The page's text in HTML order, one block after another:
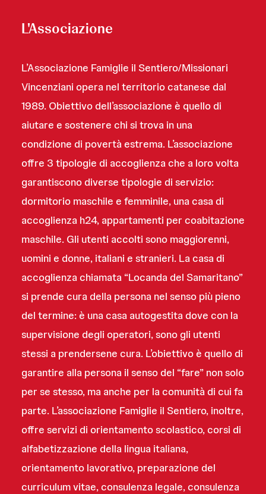
L'Associazione
L’Associazione Famiglie il Sentiero/Missionari
Vincenziani opera nel territorio catanese dal
1989. Obiettivo dell’associazione è quello di
aiutare e sostenere chi si trova in una
condizione di povertà estrema. L’associazione
offre 3 tipologie di accoglienza che a loro volta
garantiscono diverse tipologie di servizio:
dormitorio maschile e femminile, una casa di
accoglienza h24, appartamenti per coabitazione
maschile. Gli utenti accolti sono maggiorenni,
uomini e donne, italiani e stranieri. La casa di
accoglienza chiamata “Locanda del Samaritano”
si prende cura della persona nel senso più pieno
del termine: è una casa autogestita dove con la
supervisione degli operatori, sono gli utenti
stessi a prendersene cura. L’obiettivo è quello di
garantire alla persona il senso del “fare” non solo
per se stesso, ma anche per la comunità di cui fa
parte. L’associazione Famiglie il Sentiero, inoltre,
offre servizi di orientamento scolastico, corsi di
alfabetizzazione della lingua italiana,
orientamento lavorativo, preparazione del
curriculum vitae, consulenza legale, consulenza